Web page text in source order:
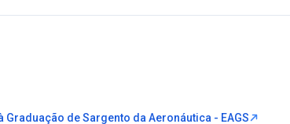
Graduação de Sargento da Aeronáutica - EAGS